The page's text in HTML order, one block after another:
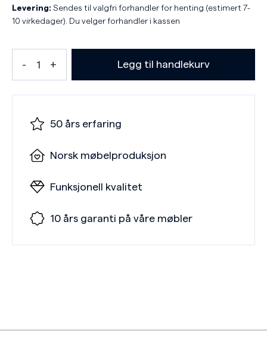
Levering: Sendes til valgfri forhandler for henting (estimert 7-
10 virkedager). Du velger forhandler i kassen
Legg til handlekurv
50 års erfaring
Norsk møbelproduksjon
Funksjonell kvalitet
10 års garanti på våre møbler